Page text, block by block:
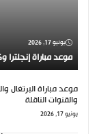
يونيو 17, 2026
موعد مباراة إنجلترا وكرواتيا
والقنوات الناقلة
يونيو 17, 2026